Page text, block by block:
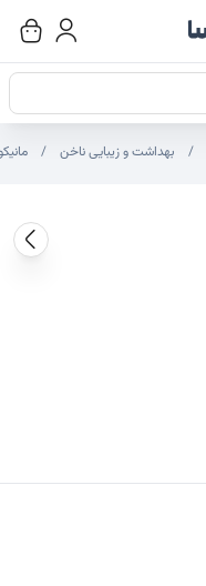
بهداشت و زیبایی ناخن